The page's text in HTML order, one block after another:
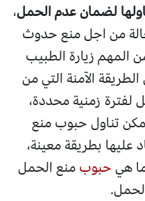
لضمان عدم الحمل،
من اجل منع حدوث
المهم زيارة الطبيب
الآمنة التي من
زمنية محددة،
تناول حبوب منع
عليها بطريقة معينة،
هيحبوبمنع الحمل